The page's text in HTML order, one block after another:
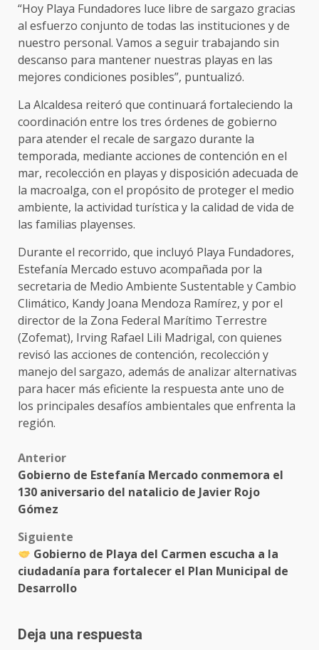
“Hoy Playa Fundadores luce libre de sargazo gracias
al esfuerzo conjunto de todas las instituciones y de
nuestro personal. Vamos a seguir trabajando sin
descanso para mantener nuestras playas en las
mejores condiciones posibles”, puntualizó.
La Alcaldesa reiteró que continuará fortaleciendo la
coordinación entre los tres órdenes de gobierno
para atender el recale de sargazo durante la
temporada, mediante acciones de contención en el
mar, recolección en playas y disposición adecuada de
la macroalga, con el propósito de proteger el medio
ambiente, la actividad turística y la calidad de vida de
las familias playenses.
Durante el recorrido, que incluyó Playa Fundadores,
Estefanía Mercado estuvo acompañada por la
secretaria de Medio Ambiente Sustentable y Cambio
Climático, Kandy Joana Mendoza Ramírez, y por el
director de la Zona Federal Marítimo Terrestre
(Zofemat), Irving Rafael Lili Madrigal, con quienes
revisó las acciones de contención, recolección y
manejo del sargazo, además de analizar alternativas
para hacer más eficiente la respuesta ante uno de
los principales desafíos ambientales que enfrenta la
región.
Post
navigation
Anterior
Gobierno de Estefanía Mercado conmemora el
130 aniversario del natalicio de Javier Rojo
Gómez
Siguiente
Gobierno de Playa del Carmen escucha a la
ciudadanía para fortalecer el Plan Municipal de
Desarrollo
Deja una respuesta